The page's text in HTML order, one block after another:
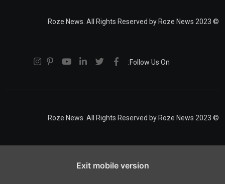
© 2023 Roze News. All Rights Reserved by Roze News
Follow Us On:
© 2023 Roze News. All Rights Reserved by Roze News
Exit mobile version